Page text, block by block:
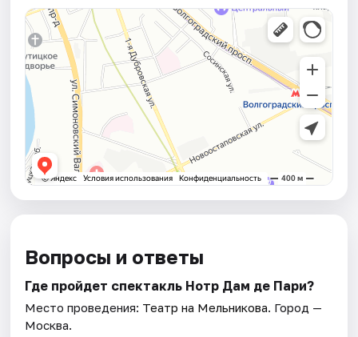
Вопросы и ответы
Где пройдет спектакль Нотр Дам де Пари?
Место проведения: Театр на Мельникова. Город —
Москва.